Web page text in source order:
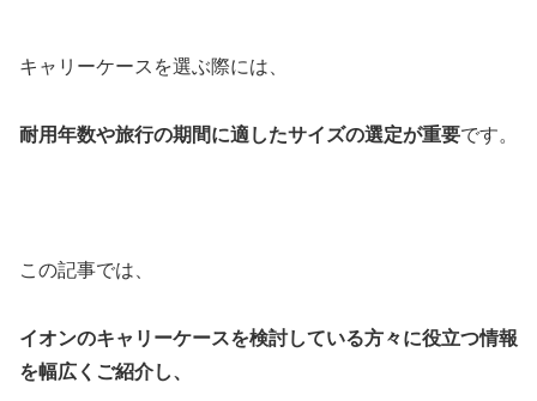
キャリーケースを選ぶ際には、
耐用年数や旅行の期間に適したサイズの選定が重要です。
この記事では、
イオンのキャリーケースを検討している方々に役立つ情報
を幅広くご紹介し、